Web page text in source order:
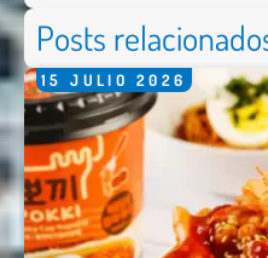
Posts
15 JULIO 2026